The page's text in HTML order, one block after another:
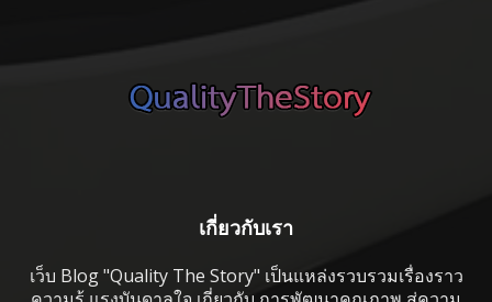
เกี่ยวกับเรา
เว็บ Blog "Quality The Story" เป็นแหล่งรวบรวมเรื่องราว